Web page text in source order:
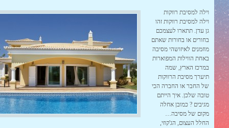
וילה למסיבת רווקות
וילה למסיבת רווקות זהו
גן עדן. תתארו לעצמכם
בחורים או בחורות שאתם
מוזמנים לאיזושהי מסיבה
באחת הווילות המפוארות
במרכז הארץ, שמה
תיערך מסיבת הרווקות
של החבר או החברה הכי
טובה שלכן. איך הייתם
מגיבים ? כמובן אחלה
מקום של מסיבה…
החלל העצום, הג'קוזי,